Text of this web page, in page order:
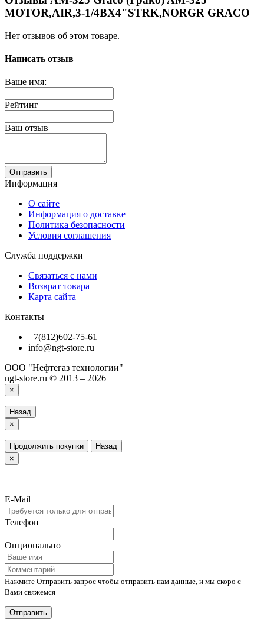
MOTOR,AIR,3-1/4BX4"STRK,NORGR GRACO
Нет отзывов об этом товаре.
Написать отзыв
Ваше имя:
Рейтинг
Ваш отзыв
Отправить
Информация
О сайте
Информация о доставке
Политика безопасности
Условия соглашения
Служба поддержки
Связаться с нами
Возврат товара
Карта сайта
Контакты
+7(812)602-75-61
info@ngt-store.ru
ООО "Нефтегаз технологии"
ngt-store.ru © 2013 – 2026
×
Назад
×
Продолжить покупки
Назад
×
E-Mail
Телефон
Опционально
Нажмите Отправить запрос чтобы отправить нам данные, и мы скоро с
Вами свяжемся
Отправить